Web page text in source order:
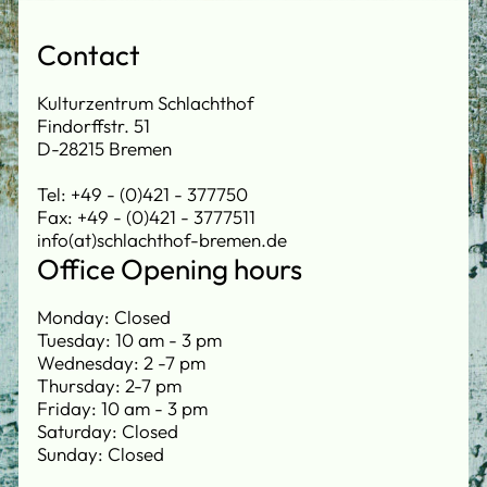
Contact
Kulturzentrum Schlachthof
Findorffstr. 51
D-28215 Bremen
Tel: +49 - (0)421 - 377750
Fax: +49 - (0)421 - 3777511
info(at)schlachthof-bremen.de
Office Opening hours
Monday: Closed
Tuesday: 10 am - 3 pm
Wednesday: 2 -7 pm
Thursday: 2-7 pm
Friday: 10 am - 3 pm
Saturday: Closed
Sunday: Closed